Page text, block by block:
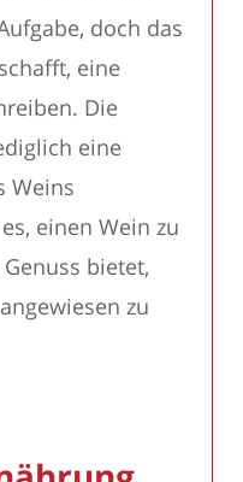
doch das
eine
Die
eine
Weins
einen Wein zu
bietet,
zu